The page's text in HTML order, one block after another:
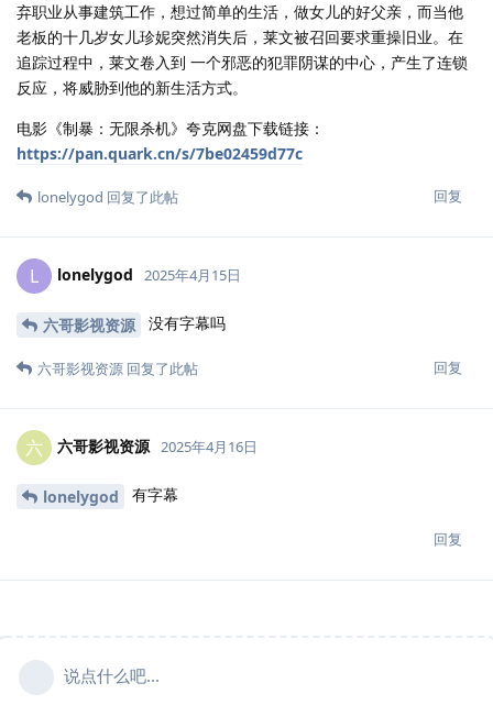
弃职业从事建筑工作，想过简单的生活，做女儿的好父亲，而当他
老板的十几岁女儿珍妮突然消失后，莱文被召回要求重操旧业。在
追踪过程中，莱文卷入到 一个邪恶的犯罪阴谋的中心，产生了连锁
反应，将威胁到他的新生活方式。
电影《制暴：无限杀机》夸克网盘下载链接：
https://pan.quark.cn/s/7be02459d77c
回复
lonelygod 回复了此帖
L lonelygod 2025年4月15日
六哥影视资源 没有字幕吗
回复
六哥影视资源 回复了此帖
六 六哥影视资源 2025年4月16日
lonelygod 有字幕
回复
说点什么吧...